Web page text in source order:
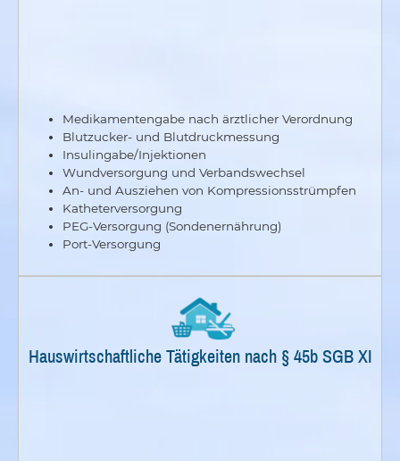
Medikamentengabe nach ärztlicher Verordnung
Blutzucker- und Blutdruckmessung
Insulingabe/Injektionen
Wundversorgung und Verbandswechsel
An- und Ausziehen von Kompressionsstrümpfen
Katheterversorgung
PEG-Versorgung (Sondenernährung)
Port-Versorgung
Hauswirtschaftliche Tätigkeiten nach § 45b SGB XI